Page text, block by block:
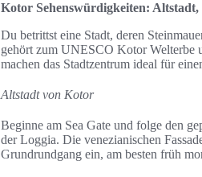
Kotor Sehenswürdigkeiten:
Du betrittst eine Stadt, deren
gehört zum UNESCO Kotor Welterbe
machen das Stadtzentrum ideal für
Altstadt von Kotor
Beginne am Sea Gate und folge den
der Loggia. Die venezianischen
Grundrundgang ein, am besten früh